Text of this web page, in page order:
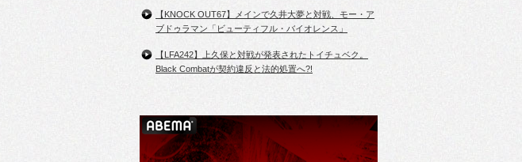
【KNOCK OUT67】メインで久井大夢と対戦、モー・ア
ブドゥラマン「ビューティフル・バイオレンス」
【LFA242】上久保と対戦が発表されたトイチュベク。
Black Combatが契約違反と法的処置へ?!